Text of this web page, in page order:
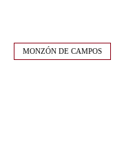
MONZÓN DE CAMPOS